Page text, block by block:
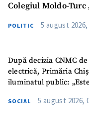
Colegiul Moldo-Turc
POLITIC 5 august 2026,
După decizia CNMC
electrică, Primăria
iluminatul public:
SOCIAL 5 august 2026,